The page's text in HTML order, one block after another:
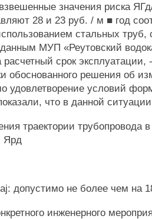
значения риска
28 и 23 руб. / м ■ год
стальных труб,
МУП «Реутовский
срок эксплуатации,
обоснованного решения об
удовлетворение условий
что в данной
траектории трубопровода
Ярд
допустимо не более чем на
инженерного